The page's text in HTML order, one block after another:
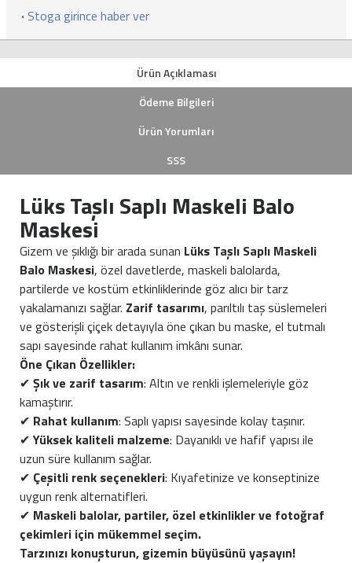
· Stoga girince haber ver
Ürün Açıklaması
Ödeme Bilgileri
Ürün Yorumları
SSS
Lüks Taşlı Saplı Maskeli Balo
Maskesi
Gizem ve şıklığı bir arada sunan Lüks Taşlı Saplı Maskeli
Balo Maskesi, özel davetlerde, maskeli balolarda,
partilerde ve kostüm etkinliklerinde göz alıcı bir tarz
yakalamanızı sağlar. Zarif tasarımı, parıltılı taş süslemeleri
ve gösterişli çiçek detayıyla öne çıkan bu maske, el tutmalı
sapı sayesinde rahat kullanım imkânı sunar.
Öne Çıkan Özellikler:
✔ Şık ve zarif tasarım: Altın ve renkli işlemeleriyle göz
kamaştırır.
✔ Rahat kullanım: Saplı yapısı sayesinde kolay taşınır.
✔Yüksek kaliteli malzeme: Dayanıklı ve hafif yapısı ile
uzun süre kullanım sağlar.
✔ Çeşitli renk seçenekleri: Kıyafetinize ve konseptinize
uygun renk alternatifleri.
✔ Maskeli balolar, partiler, özel etkinlikler ve fotoğraf
çekimleri için mükemmel seçim.
Tarzınızı konuşturun, gizemin büyüsünü yaşayın!